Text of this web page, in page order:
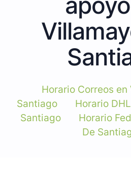
Horario Correos
Santiago
Horario
Santiago
Horario
De